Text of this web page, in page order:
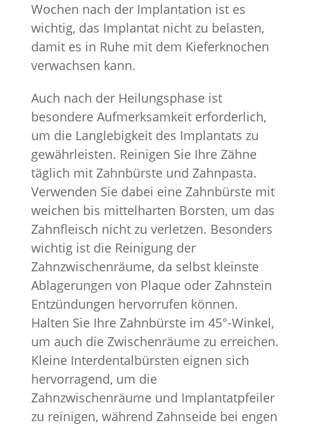
Wochen nach der Implantation ist es
wichtig, das Implantat nicht zu belasten,
damit es in Ruhe mit dem Kieferknochen
verwachsen kann.
Auch nach der Heilungsphase ist
besondere Aufmerksamkeit erforderlich,
um die Langlebigkeit des Implantats zu
gewährleisten. Reinigen Sie Ihre Zähne
täglich mit Zahnbürste und Zahnpasta.
Verwenden Sie dabei eine Zahnbürste mit
weichen bis mittelharten Borsten, um das
Zahnfleisch nicht zu verletzen. Besonders
wichtig ist die Reinigung der
Zahnzwischenräume, da selbst kleinste
Ablagerungen von Plaque oder Zahnstein
Entzündungen hervorrufen können.
Halten Sie Ihre Zahnbürste im 45°-Winkel,
um auch die Zwischenräume zu erreichen.
Kleine Interdentalbürsten eignen sich
hervorragend, um die
Zahnzwischenräume und Implantatpfeiler
zu reinigen, während Zahnseide bei engen